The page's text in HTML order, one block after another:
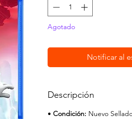
Agotado
Notificar al
Descripción
• Condición: Nuevo